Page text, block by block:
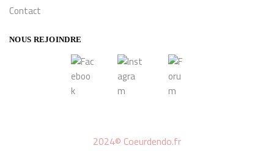
Contact
NOUS REJOINDRE
2024© Coeurdendo.fr